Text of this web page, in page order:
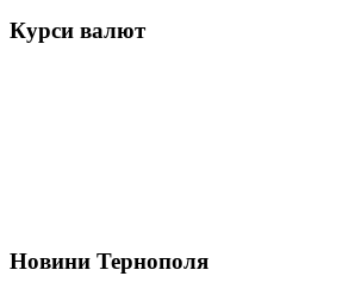
Курси валют
Новини Тернополя